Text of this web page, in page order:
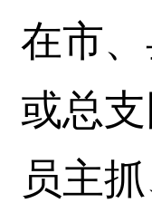
在市
或总
员主